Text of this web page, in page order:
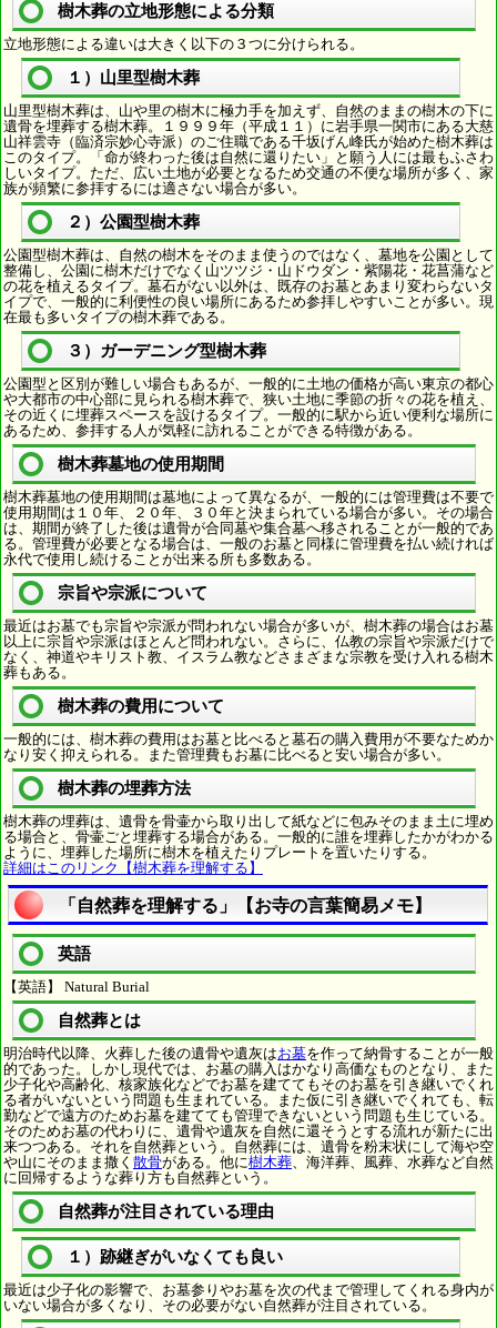
樹木葬の立地形態による分類
立地形態による違いは大きく以下の３つに分けられる。
１）山里型樹木葬
山里型樹木葬は、山や里の樹木に極力手を加えず、自然のままの樹木の下に
遺骨を埋葬する樹木葬。１９９９年（平成１１）に岩手県一関市にある大慈
山祥雲寺（臨済宗妙心寺派）のご住職である千坂げん峰氏が始めた樹木葬は
このタイプ。「命が終わった後は自然に還りたい」と願う人には最もふさわ
しいタイプ。ただ、広い土地が必要となるため交通の不便な場所が多く、家
族が頻繁に参拝するには適さない場合が多い。
２）公園型樹木葬
公園型樹木葬は、自然の樹木をそのまま使うのではなく、墓地を公園として
整備し、公園に樹木だけでなく山ツツジ・山ドウダン・紫陽花・花菖蒲など
の花を植えるタイプ。墓石がない以外は、既存のお墓とあまり変わらないタ
イプで、一般的に利便性の良い場所にあるため参拝しやすいことが多い。現
在最も多いタイプの樹木葬である。
３）ガーデニング型樹木葬
公園型と区別が難しい場合もあるが、一般的に土地の価格が高い東京の都心
や大都市の中心部に見られる樹木葬で、狭い土地に季節の折々の花を植え、
その近くに埋葬スペースを設けるタイプ。一般的に駅から近い便利な場所に
あるため、参拝する人が気軽に訪れることができる特徴がある。
樹木葬墓地の使用期間
樹木葬墓地の使用期間は墓地によって異なるが、一般的には管理費は不要で
使用期間は１０年、２０年、３０年と決まられている場合が多い。その場合
は、期間が終了した後は遺骨が合同墓や集合墓へ移されることが一般的であ
る。管理費が必要となる場合は、一般のお墓と同様に管理費を払い続ければ
永代で使用し続けることが出来る所も多数ある。
宗旨や宗派について
最近はお墓でも宗旨や宗派が問われない場合が多いが、樹木葬の場合はお墓
以上に宗旨や宗派はほとんど問われない。さらに、仏教の宗旨や宗派だけで
なく、神道やキリスト教、イスラム教などさまざまな宗教を受け入れる樹木
葬もある。
樹木葬の費用について
一般的には、樹木葬の費用はお墓と比べると墓石の購入費用が不要なためか
なり安く抑えられる。また管理費もお墓に比べると安い場合が多い。
樹木葬の埋葬方法
樹木葬の埋葬は、遺骨を骨壷から取り出して紙などに包みそのまま土に埋め
る場合と、骨壷ごと埋葬する場合がある。一般的に誰を埋葬したかがわかる
ように、埋葬した場所に樹木を植えたりプレートを置いたりする。
詳細はこのリンク【樹木葬を理解する】
「自然葬を理解する」【お寺の言葉簡易メモ】
英語
【英語】 Natural Burial
自然葬とは
明治時代以降、火葬した後の遺骨や遺灰はお墓を作って納骨することが一般
的であった。しかし現代では、お墓の購入はかなり高価なものとなり、また
少子化や高齢化、核家族化などでお墓を建ててもそのお墓を引き継いでくれ
る者がいないという問題も生まれている。また仮に引き継いでくれても、転
勤などで遠方のためお墓を建てても管理できないという問題も生じている。
そのためお墓の代わりに、遺骨や遺灰を自然に還そうとする流れが新たに出
来つつある。それを自然葬という。自然葬には、遺骨を粉末状にして海や空
や山にそのまま撒く 散骨がある。他に樹木葬 、海洋葬、風葬、水葬など自然
に回帰するような葬り方も自然葬という。
自然葬が注目されている理由
１）跡継ぎがいなくても良い
最近は少子化の影響で、お墓参りやお墓を次の代まで管理してくれる身内が
いない場合が多くなり、その必要がない自然葬が注目されている。